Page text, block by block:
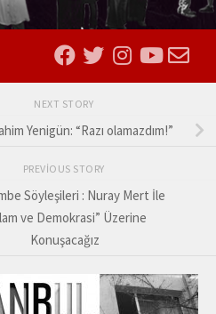
NEXT STORY
Yenigün: “Razı olamazdım!”
PREVIOUS STORY
Söyleşileri : Nuray Mert İle
ve Demokrasi” Üzerine
Konuşacağız